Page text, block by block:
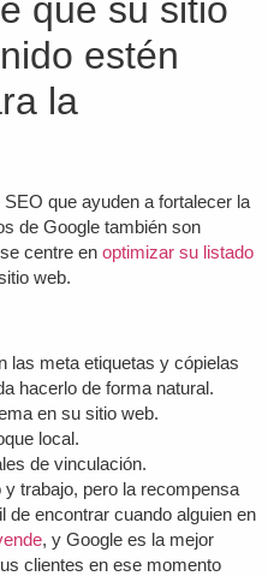
que su sitio
estén
la
que ayuden a fortalecer la
de Google también son
centre en optimizar su listado
web.
las meta etiquetas y cópielas
hacerlo de forma natural.
en su sitio web.
local.
de vinculación.
y trabajo, pero la recompensa
de encontrar cuando alguien en
, y Google es la mejor
clientes en ese momento